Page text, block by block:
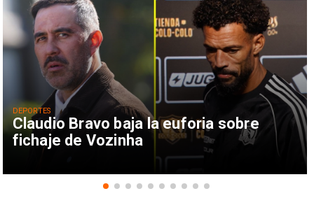
Claudio Bravo baja la euforia sobre
fichaje de Vozinha
DEPORTES